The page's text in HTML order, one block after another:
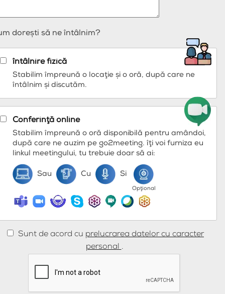
doreşti să ne întâlnim?
întâlnire fizică
Stabilim împreună o locaţie şi o oră, după care ne
întâlnim şi discutăm.
Conferinţă online
Stabilim împreună o oră disponibilă pentru amândoi,
după care ne auzim pe go2meeting. îţi voi furniza eu
linkul meetingului, tu trebuie doar să ai:
Sau Cu Si
Opţional
Sunt de acord cu prelucrarea datelor cu caracter
personal .